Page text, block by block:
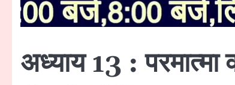
अध्याय 13 :